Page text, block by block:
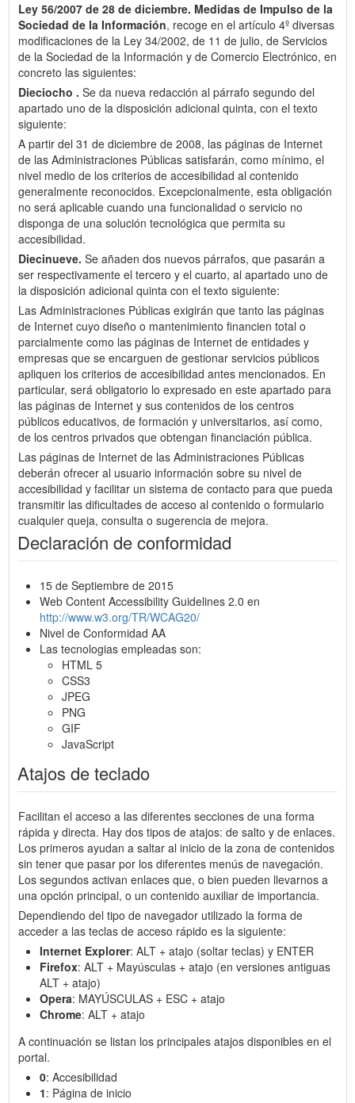
Ley 56/2007 de 28 de diciembre. Medidas de Impulso de la
Sociedad de la Información, recoge en el artículo 4º diversas
modificaciones de la Ley 34/2002, de 11 de julio, de Servicios
de la Sociedad de la Información y de Comercio Electrónico, en
concreto las siguientes:
Dieciocho . Se da nueva redacción al párrafo segundo del
apartado uno de la disposición adicional quinta, con el texto
siguiente:
A partir del 31 de diciembre de 2008, las páginas de Internet
de las Administraciones Públicas satisfarán, como mínimo, el
nivel medio de los criterios de accesibilidad al contenido
generalmente reconocidos. Excepcionalmente, esta obligación
no será aplicable cuando una funcionalidad o servicio no
disponga de una solución tecnológica que permita su
accesibilidad.
Diecinueve. Se añaden dos nuevos párrafos, que pasarán a
ser respectivamente el tercero y el cuarto, al apartado uno de
la disposición adicional quinta con el texto siguiente:
Las Administraciones Públicas exigirán que tanto las páginas
de Internet cuyo diseño o mantenimiento financien total o
parcialmente como las páginas de Internet de entidades y
empresas que se encarguen de gestionar servicios públicos
apliquen los criterios de accesibilidad antes mencionados. En
particular, será obligatorio lo expresado en este apartado para
las páginas de Internet y sus contenidos de los centros
públicos educativos, de formación y universitarios, así como,
de los centros privados que obtengan financiación pública.
Las páginas de Internet de las Administraciones Públicas
deberán ofrecer al usuario información sobre su nivel de
accesibilidad y facilitar un sistema de contacto para que pueda
transmitir las dificultades de acceso al contenido o formulario
cualquier queja, consulta o sugerencia de mejora.
Declaración de conformidad
15 de Septiembre de 2015
Web Content Accessibility Guidelines 2.0 en
http://www.w3.org/TR/WCAG20/
Nivel de Conformidad AA
Las tecnologias empleadas son:
HTML 5
CSS3
JPEG
PNG
GIF
JavaScript
Atajos de teclado
Facilitan el acceso a las diferentes secciones de una forma
rápida y directa. Hay dos tipos de atajos: de salto y de enlaces.
Los primeros ayudan a saltar al inicio de la zona de contenidos
sin tener que pasar por los diferentes menús de navegación.
Los segundos activan enlaces que, o bien pueden llevarnos a
una opción principal, o un contenido auxiliar de importancia.
Dependiendo del tipo de navegador utilizado la forma de
acceder a las teclas de acceso rápido es la siguiente:
Internet Explorer: ALT + atajo (soltar teclas) y ENTER
Firefox: ALT + Mayúsculas + atajo (en versiones antiguas
ALT + atajo)
Opera: MAYÚSCULAS + ESC + atajo
Chrome: ALT + atajo
A continuación se listan los principales atajos disponibles en el
portal.
0: Accesibilidad
1: Página de inicio